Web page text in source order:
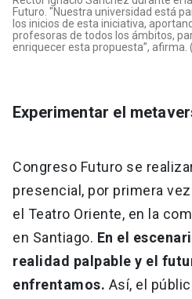
Futuro. "Nuestra universidad está
los inicios de esta iniciativa,
profesoras de todos los ámbitos,
enriquecer esta propuesta”, afirma.
Experimentar el
Congreso Futuro se
presencial, por primera
el Teatro Oriente, en la
en Santiago. En el
realidad palpable y el
enfrentamos. Así, el